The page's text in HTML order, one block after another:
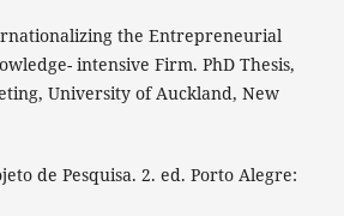
the Entrepreneurial
intensive Firm. PhD Thesis,
University of Auckland, New
de Pesquisa. 2. ed. Porto Alegre: